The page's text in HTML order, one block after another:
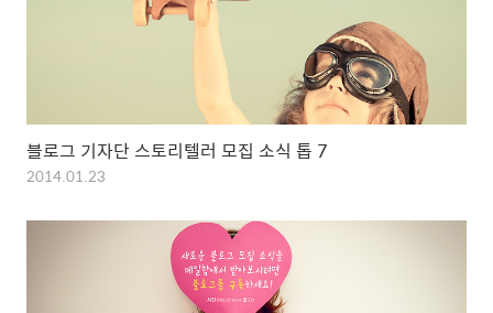
블로그 기자단 스토리텔러 모집 소식 톱 7
2014.01.23